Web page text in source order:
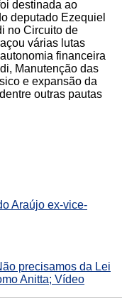
destinada ao
deputado Ezequiel
no Circuito de
várias lutas
financeira
Manutenção das
e expansão da
outras pautas
Araújo ex-vice-
precisamos da Lei
Anitta; Vídeo